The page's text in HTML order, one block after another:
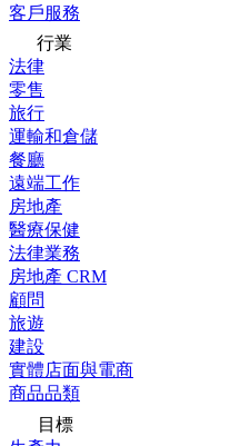
客戶服務
行業
法律
零售
旅行
運輸和倉儲
餐廳
遠端工作
房地產
醫療保健
法律業務
房地產 CRM
顧問
旅遊
建設
實體店面與電商
商品品類
目標